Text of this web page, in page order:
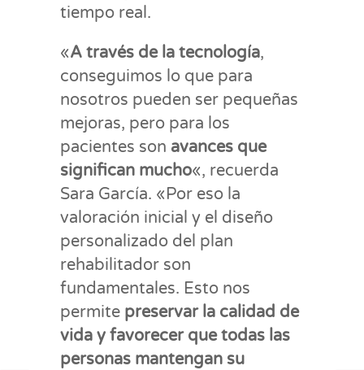
tiempo real.
«A través de la tecnología,
conseguimos lo que para
nosotros pueden ser pequeñas
mejoras, pero para los
pacientes son avances que
significan mucho«, recuerda
Sara García. «Por eso la
valoración inicial y el diseño
personalizado del plan
rehabilitador son
fundamentales. Esto nos
permite preservar la calidad de
vida y favorecer que todas las
personas mantengan su